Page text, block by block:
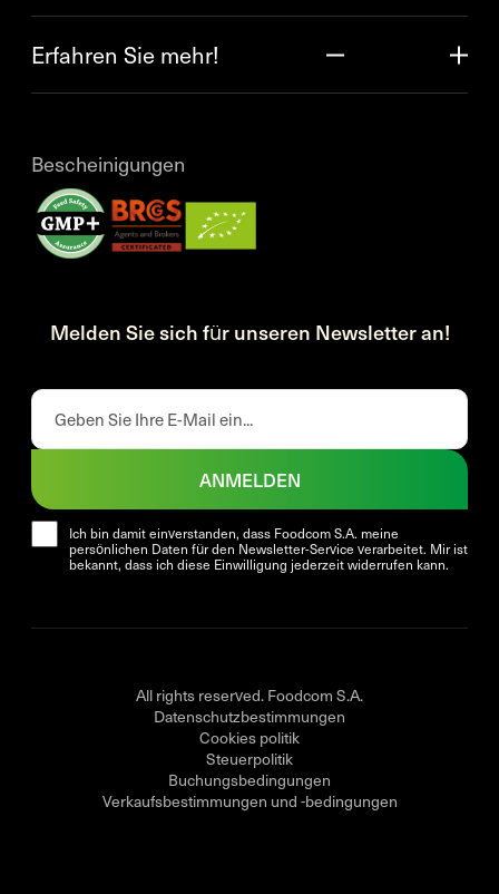
Erfahren Sie mehr!
Bescheinigungen
Melden Sie sich für unseren Newsletter an!
Ich bin damit einverstanden, dass Foodcom S.A. meine
persönlichen Daten für den Newsletter-Service verarbeitet. Mir ist
bekannt, dass ich diese Einwilligung jederzeit widerrufen kann.
ANMELDEN
All rights reserved. Foodcom S.A.
Datenschutzbestimmungen
Cookies politik
Steuerpolitik
Buchungsbedingungen
Verkaufsbestimmungen und -bedingungen